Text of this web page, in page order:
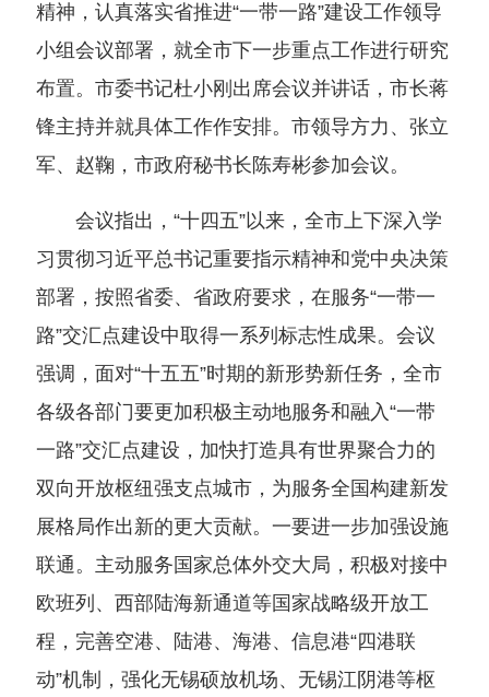
精神，认真落实省推进“一带一路”建设工作领导
小组会议部署，就全市下一步重点工作进行研究
布置。市委书记杜小刚出席会议并讲话，市长蒋
锋主持并就具体工作作安排。市领导方力、张立
军、赵鞠，市政府秘书长陈寿彬参加会议。
会议指出，“十四五”以来，全市上下深入学
习贯彻习近平总书记重要指示精神和党中央决策
部署，按照省委、省政府要求，在服务“一带一
路”交汇点建设中取得一系列标志性成果。会议
强调，面对“十五五”时期的新形势新任务，全市
各级各部门要更加积极主动地服务和融入“一带
一路”交汇点建设，加快打造具有世界聚合力的
双向开放枢纽强支点城市，为服务全国构建新发
展格局作出新的更大贡献。一要进一步加强设施
联通。主动服务国家总体外交大局，积极对接中
欧班列、西部陆海新通道等国家战略级开放工
程，完善空港、陆港、海港、信息港“四港联
动”机制，强化无锡硕放机场、无锡江阴港等枢